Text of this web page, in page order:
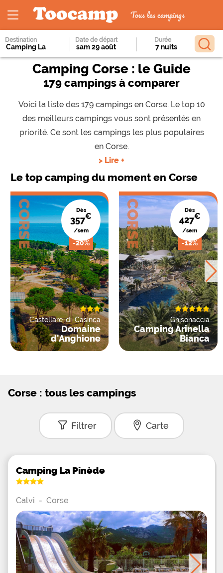
Tous les campings
Destination Date de départ Durée
Camping Corse : le Guide
179 campings à comparer
Voici la liste des 179 campings en Corse. Le top 10
des meilleurs campings vous sont présentés en
priorité. Ce sont les campings les plus populaires
en Corse.
> Lire +
Le top camping du moment en Corse
CORSE Dès
357€
/sem
-20%
Castellare-di-Casinca
Domaine
d'Anghione
CORSE Dès
427€
/sem
-12%
Ghisonaccia
Camping Arinella
Bianca
Corse : tous les campings
Filtrer Carte
Camping La Pinède
Calvi - Corse